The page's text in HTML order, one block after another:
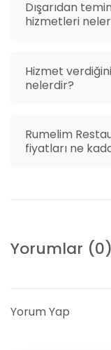
Dışarıdan
hizmetleri
Hizmet
nelerdir?
Rumelim
fiyatları ne
Yorumlar (0)
Yorum Yap